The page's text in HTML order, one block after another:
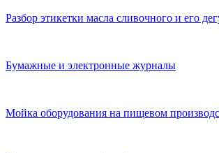
Разбор этикетки масла сливочного и его
Бумажные и электронные журналы
Мойка оборудования на пищевом